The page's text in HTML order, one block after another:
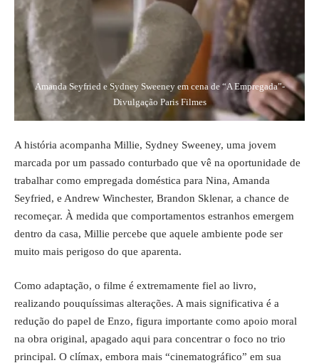
Amanda Seyfried e Sydney Sweeney em cena de “A Empregada”-
Divulgação Paris Filmes
A história acompanha Millie, Sydney Sweeney, uma jovem
marcada por um passado conturbado que vê na oportunidade de
trabalhar como empregada doméstica para Nina, Amanda
Seyfried, e Andrew Winchester, Brandon Sklenar, a chance de
recomeçar. À medida que comportamentos estranhos emergem
dentro da casa, Millie percebe que aquele ambiente pode ser
muito mais perigoso do que aparenta.
Como adaptação, o filme é extremamente fiel ao livro,
realizando pouquíssimas alterações. A mais significativa é a
redução do papel de Enzo, figura importante como apoio moral
na obra original, apagado aqui para concentrar o foco no trio
principal. O clímax, embora mais “cinematográfico” em sua